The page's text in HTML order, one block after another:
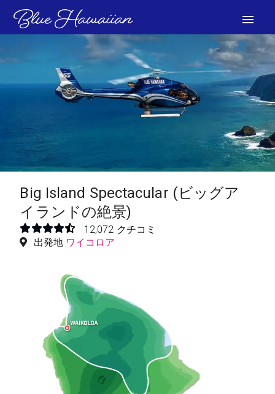
menu
写真を見る
Big Island Spectacular (ビッグア
イランドの絶景)
12,072 クチコミ
出発地 ワイコロア